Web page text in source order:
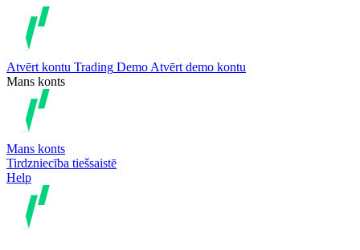
Atvērt kontu Trading Demo Atvērt demo kontu
Mans konts
Mans konts
Tirdzniecība tiešsaistē
Help